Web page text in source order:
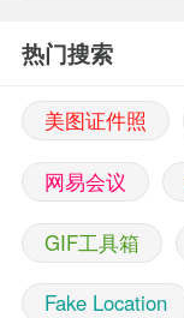
热门搜索
美图证件照
网易会议
GIF工具箱
Fake Location